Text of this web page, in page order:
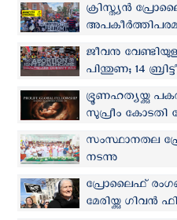
ക്രിസ്ത്യന്‍
പ്രകടിപ്പിച്ച്
ജീവനു
പിന്തുണ; 14
റാലിയില്‍
ഭ്രൂണഹത്യയ്ക്കു
സുപ്രീം കോടതി
ജനനത്തെ
ഫെല്ലോഷിപ്പ്
സംസ്ഥാനതല
നടന്നു
പ്രോലൈഫ്
മേരിയ്ക്കു